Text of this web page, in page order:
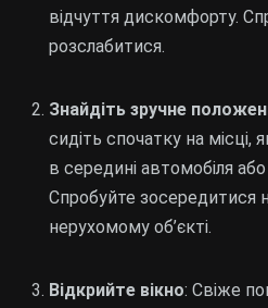
відчуття дискомфорту.
розслабитися.
Знайдіть зручне
сидіть спочатку на місці,
в середині автомобіля або
Спробуйте зосередитися
нерухомому об’єкті.
Відкрийте вікно: Свіже